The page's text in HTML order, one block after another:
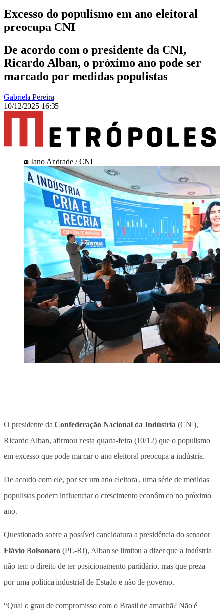
Excesso do populismo em ano eleitoral
preocupa CNI
De acordo com o presidente da CNI,
Ricardo Alban, o próximo ano pode ser
marcado por medidas populistas
Gabriela Pereira
10/12/2025 16:35
Iano Andrade / CNI
O presidente da Confederação Nacional da Indústria (CNI),
Ricardo Alban, afirmou nesta quarta-feira (10/12) que o populismo
em excesso que pode marcar o ano eleitoral preocupa a indústria.
De acordo com ele, por ser um ano eleitoral, uma série de medidas
populistas podem influenciar o crescimento econômico no próximo
ano.
Questionado sobre a possível candidatura a presidência do senador
Flávio Bolsonaro (PL-RJ), Alban se limitou a dizer que a indústria
não tem o direito de ter posicionamento partidário, mas que preza
por uma política industrial de Estado e não de governo.
“Qual o grau de compromisso com o Brasil de amanhã? Não é